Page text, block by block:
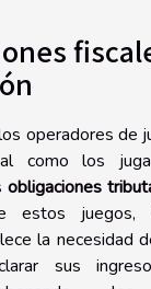
operadores de
como los
obligaciones
estos juegos,
la necesidad
sus